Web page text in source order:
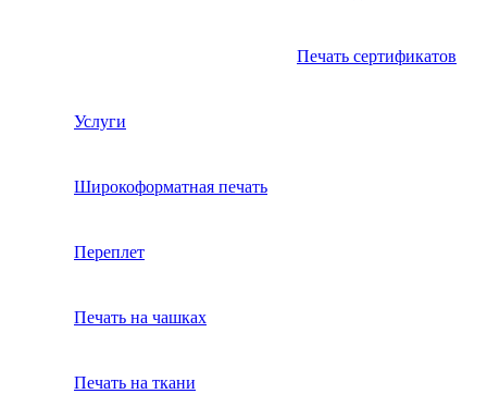
Печать сертификатов
Услуги
Широкоформатная печать
Переплет
Печать на чашках
Печать на ткани